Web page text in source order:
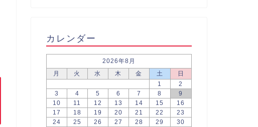
カレンダー
2026年8月
月
火 水 木 金 土
日
1
2
3
4 5 6 7 8
9
10
11 12 13 14 15
16
17
18 19 20 21 22
23
24
25 26 27 28 29
30